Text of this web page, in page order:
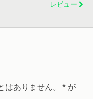
レビュー
ありません。 * が